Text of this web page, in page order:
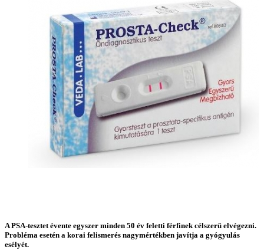
A PSA-tesztet évente egyszer minden 50 év feletti férfinek célszerű elvégezni.
Probléma esetén a korai felismerés nagymértékben javítja a gyógyulás
esélyét.